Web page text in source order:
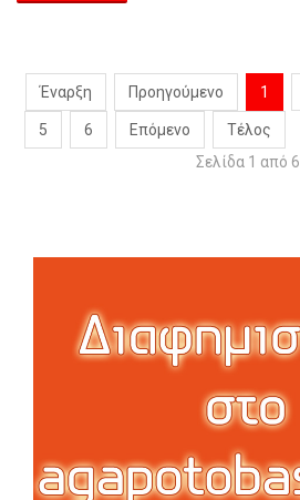
Έναρξη Προηγούμενο 1
5 6 Επόμενο
Τέλος
Σελίδα 1 από 6